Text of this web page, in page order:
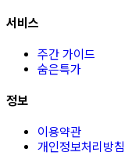
서비스
주간 가이드
숨은특가
정보
이용약관
개인정보처리방침